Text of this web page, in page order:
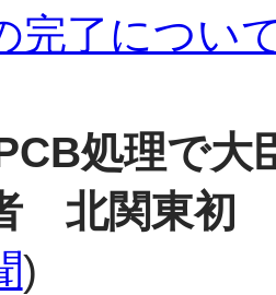
完了につい
処理で
北関東初
)